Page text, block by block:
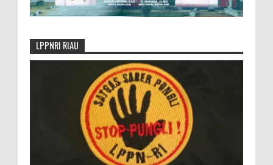
LPPNRI RIAU